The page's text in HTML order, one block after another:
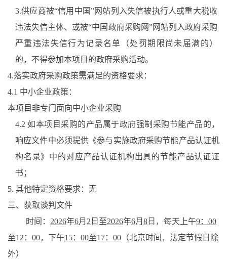
3.供应商被“信用中国”网站列入失信被执行人或重大税收
违法失信主体、 或被“中国政府采购网”网站列入政府采购
严重违法失信行为记录名单（处罚期限尚未届满的）
的，不得参加本项目的政府采购活动。
4.落实政府采购政策需满足的资格要求：
4.1 中小企业政策：
本项目非专门面向中小企业采购
4.2如本项目采购的产品属于政府强制采购节能产品的，
响应文件中必须提供《参与实施政府采购节能产品认证机
构名录》中的对应产品认证机构出具的节能产品认证证
书；
5. 其他特定资格要求：无
三、获取谈判 文件
时间： 2026年6月 2 日至2026年6月 8 日 ， 每天上午9：00
至12：00，下午15：00至17：00 （北京时间，法定节假日除
外）